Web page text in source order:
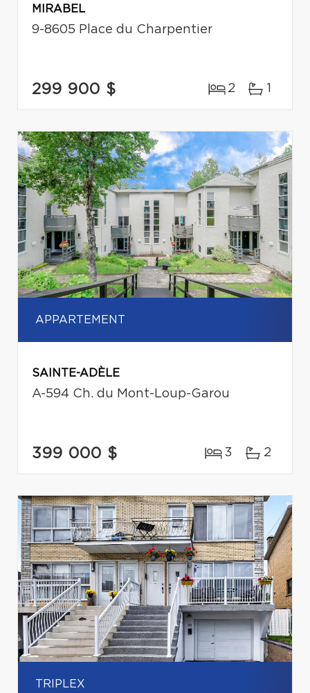
MIRABEL
9-8605 Place du Charpentier
299 900 $ 2 1
APPARTEMENT
SAINTE-ADÈLE
A-594 Ch. du Mont-Loup-Garou
399 000 $ 3 2
TRIPLEX